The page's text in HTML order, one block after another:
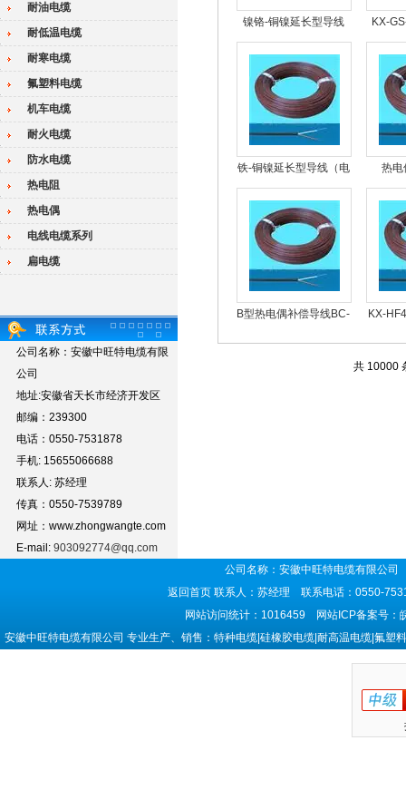
耐油电缆
耐低温电缆
耐寒电缆
氟塑料电缆
机车电缆
耐火电缆
防水电缆
热电阻
热电偶
电线电缆系列
扁电缆
公司名称：安徽中旺特电缆有限
公司
地址:安徽省天长市经济开发区
邮编：239300
电话：0550-7531878
手机: 15655066688
联系人: 苏经理
传真：0550-7539789
网址：www.zhongwangte.com
E-mail: 903092774@qq.com
镍铬-铜镍延长型导线
KX-
热电偶
铁-铜镍延长型导线（电
缆）
热电
B型热电偶补偿导线BC-
KX-
共 10000
公司名称：安徽中旺特电缆有限公
返回首页 联系人：苏经理 联系电话：0550-
网站访问统计：1016459 网站ICP备案号：
安徽中旺特电缆有限公司 专业生产、销售：特种电缆|硅橡胶电缆|耐高温电缆|氟